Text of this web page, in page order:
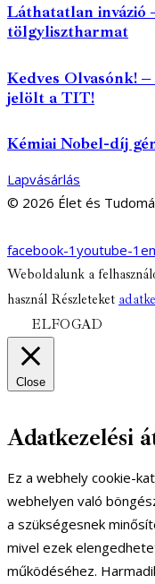
Láthatatlan invázió
tölgylisztharmat
Kedves Olvasónk!
jelölt a TIT!
Kémiai Nobel-díj
Lapvásárlás
© 2026 Élet és
facebook-1 youtube-1
Weboldalunk a
használ Részleteket
ELFOGAD
Close
Adatkezelési
Ez a webhely cookie-
webhelyen való
a szükségesnek
mivel ezek
működéséhez.